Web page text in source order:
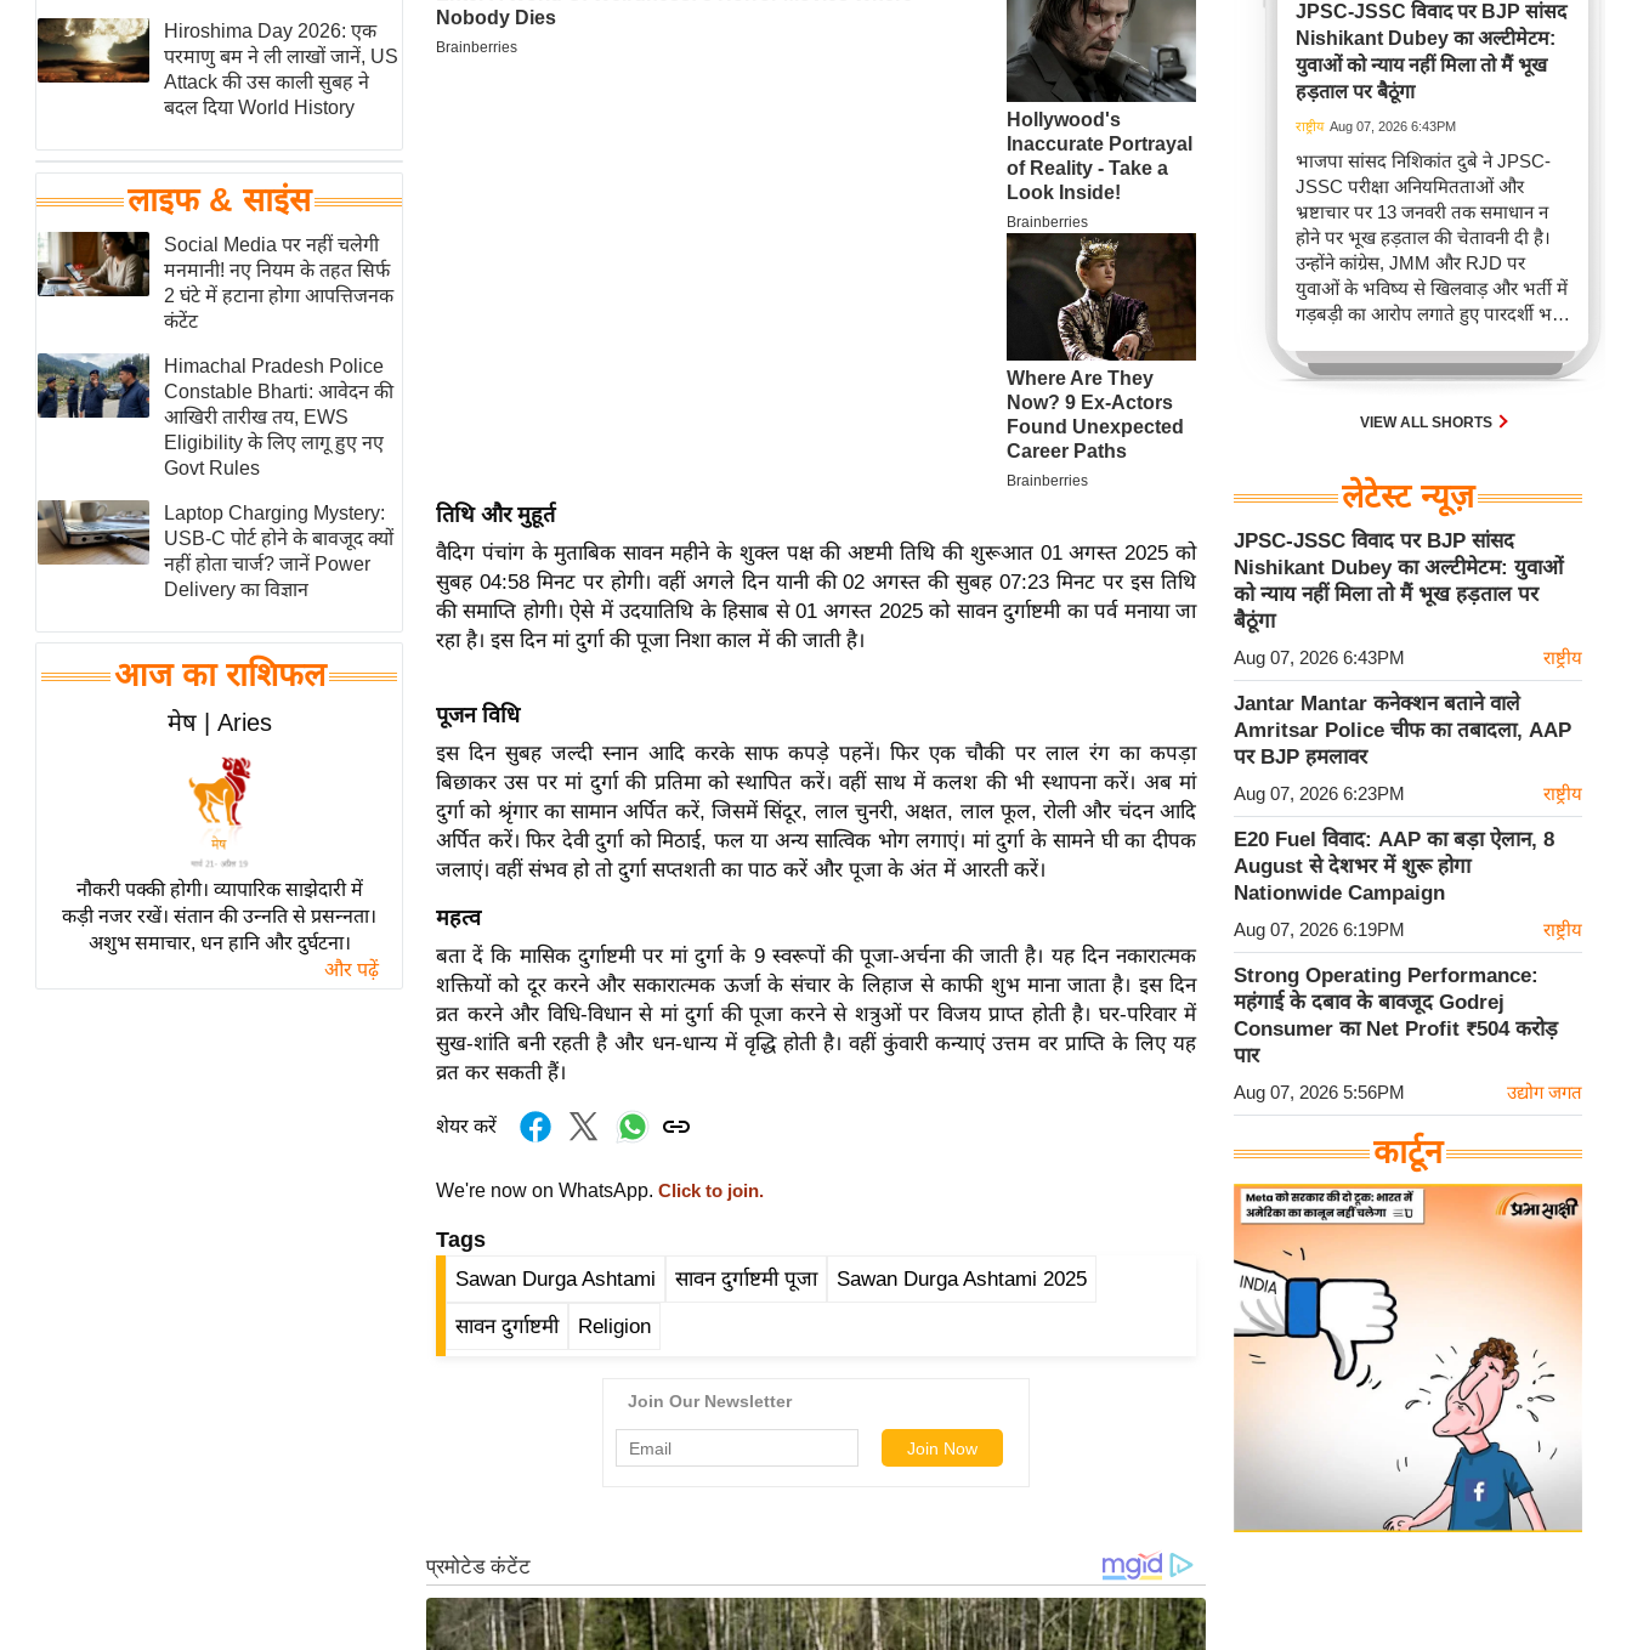
News
लाइफस्टाइल
टेक्नॉलॉजी
घरेलू नुस्खे
पर्यटन स्थल
फिटनेस मंत्रा
रिलेशनशिप
राजनीति
विश्लेषण
समसामयिक
मातृभूमि
एम.
आर.
आई.
समीक्षा
धर्म
ज्योतिष
त्योहार
राशिफल
विशेष
विश्लेषण
Hiroshima Day 2026: एक
परमाणु बम ने ली लाखों जानें, US
Attack की उस काली सुबह ने
बदल दिया World History
लाइफ & साइंस
Social Media पर नहीं चलेगी
मनमानी! नए नियम के तहत सिर्फ
2 घंटे में हटाना होगा आपत्तिजनक
कंटेंट
Himachal Pradesh Police
Constable Bharti: आवेदन की
आखिरी तारीख तय, EWS
Eligibility के लिए लागू हुए नए
Govt Rules
Laptop Charging Mystery:
USB-C पोर्ट होने के बावजूद क्यों
नहीं होता चार्ज? जानें Power
Delivery का विज्ञान
आज का राशिफल
मेष | Aries
नौकरी पक्की होगी। व्यापारिक साझेदारी में
कड़ी नजर रखें। संतान की उन्नति से प्रसन्नता।
अशुभ समाचार, धन हानि और दुर्घटना।
और पढ़ें
तिथि और मुहूर्त
वैदिग पंचांग के मुताबिक सावन महीने के शुक्ल पक्ष की अष्टमी तिथि की शुरूआत 01 अगस्त 2025 को
सुबह 04:58 मिनट पर होगी। वहीं अगले दिन यानी की 02 अगस्त की सुबह 07:23 मिनट पर इस तिथि
की समाप्ति होगी। ऐसे में उदयातिथि के हिसाब से 01 अगस्त 2025 को सावन दुर्गाष्टमी का पर्व मनाया जा
रहा है। इस दिन मां दुर्गा की पूजा निशा काल में की जाती है।
पूजन विधि
इस दिन सुबह जल्दी स्नान आदि करके साफ कपड़े पहनें। फिर एक चौकी पर लाल रंग का कपड़ा
बिछाकर उस पर मां दुर्गा की प्रतिमा को स्थापित करें। वहीं साथ में कलश की भी स्थापना करें। अब मां
दुर्गा को श्रृंगार का सामान अर्पित करें, जिसमें सिंदूर, लाल चुनरी, अक्षत, लाल फूल, रोली और चंदन आदि
अर्पित करें। फिर देवी दुर्गा को मिठाई, फल या अन्य सात्विक भोग लगाएं। मां दुर्गा के सामने घी का दीपक
जलाएं। वहीं संभव हो तो दुर्गा सप्तशती का पाठ करें और पूजा के अंत में आरती करें।
महत्व
बता दें कि मासिक दुर्गाष्टमी पर मां दुर्गा के 9 स्वरूपों की पूजा-अर्चना की जाती है। यह दिन नकारात्मक
शक्तियों को दूर करने और सकारात्मक ऊर्जा के संचार के लिहाज से काफी शुभ माना जाता है। इस दिन
व्रत करने और विधि-विधान से मां दुर्गा की पूजा करने से शत्रुओं पर विजय प्राप्त होती है। घर-परिवार में
सुख-शांति बनी रहती है और धन-धान्य में वृद्धि होती है। वहीं कुंवारी कन्याएं उत्तम वर प्राप्ति के लिए यह
व्रत कर सकती हैं।
शेयर करें
We're now on WhatsApp. Click to join.
Tags
Sawan Durga Ashtami सावन दुर्गाष्टमी पूजा Sawan Durga Ashtami 2025
सावन दुर्गाष्टमी Religion
JPSC-JSSC विवाद पर BJP सांसद
Nishikant Dubey का अल्टीमेटम:
युवाओं को न्याय नहीं मिला तो मैं भूख
हड़ताल पर बैठूंगा
राष्ट्रीय Aug 07, 2026 6:43PM
भाजपा सांसद निशिकांत दुबे ने JPSC-
JSSC परीक्षा अनियमितताओं और
भ्रष्टाचार पर 13 जनवरी तक समाधान न
होने पर भूख हड़ताल की चेतावनी दी है।
उन्होंने कांग्रेस, JMM और RJD पर
युवाओं के भविष्य से खिलवाड़ और भर्ती में
गड़बड़ी का आरोप लगाते हुए पारदर्शी भर्ती
यह चेतावनी झारखंड में नौकरी की तलाश
VIEW ALL SHORTS
लेटेस्ट न्यूज़
JPSC-JSSC विवाद पर BJP सांसद
Nishikant Dubey का अल्टीमेटम: युवाओं
को न्याय नहीं मिला तो मैं भूख हड़ताल पर
बैठूंगा
Aug 07, 2026 6:43PM राष्ट्रीय
Jantar Mantar कनेक्शन बताने वाले
Amritsar Police चीफ का तबादला, AAP
पर BJP हमलावर
Aug 07, 2026 6:23PM राष्ट्रीय
E20 Fuel विवाद: AAP का बड़ा ऐलान, 8
August से देशभर में शुरू होगा
Nationwide Campaign
Aug 07, 2026 6:19PM राष्ट्रीय
Strong Operating Performance:
महंगाई के दबाव के बावजूद Godrej
Consumer का Net Profit ₹504 करोड़
पार
Aug 07, 2026 5:56PM उद्योग जगत
कार्टून